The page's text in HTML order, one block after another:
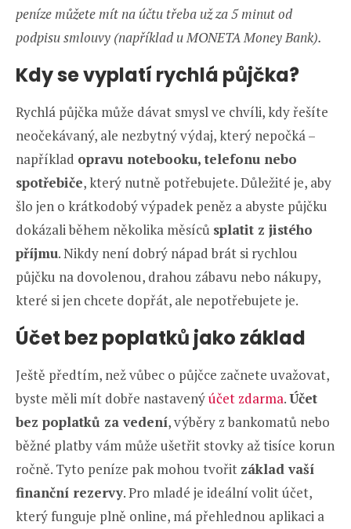
peníze můžete mít na účtu třeba už za 5 minut od
podpisu smlouvy (například u MONETA Money Bank).
Kdy se vyplatí rychlá půjčka?
Rychlá půjčka může dávat smysl ve chvíli, kdy řešíte
neočekávaný, ale nezbytný výdaj, který nepočká –
například opravu notebooku, telefonu nebo
spotřebiče, který nutně potřebujete. Důležité je, aby
šlo jen o krátkodobý výpadek peněz a abyste půjčku
dokázali během několika měsíců splatit z jistého
příjmu. Nikdy není dobrý nápad brát si rychlou
půjčku na dovolenou, drahou zábavu nebo nákupy,
které si jen chcete dopřát, ale nepotřebujete je.
Účet bez poplatků jako základ
Ještě předtím, než vůbec o půjčce začnete uvažovat,
byste měli mít dobře nastavenýúčet zdarma.Účet
bez poplatků za vedení, výběry z bankomatů nebo
běžné platby vám může ušetřit stovky až tisíce korun
ročně. Tyto peníze pak mohou tvořit základ vaší
finanční rezervy. Pro mladé je ideální volit účet,
který funguje plně online, má přehlednou aplikaci a